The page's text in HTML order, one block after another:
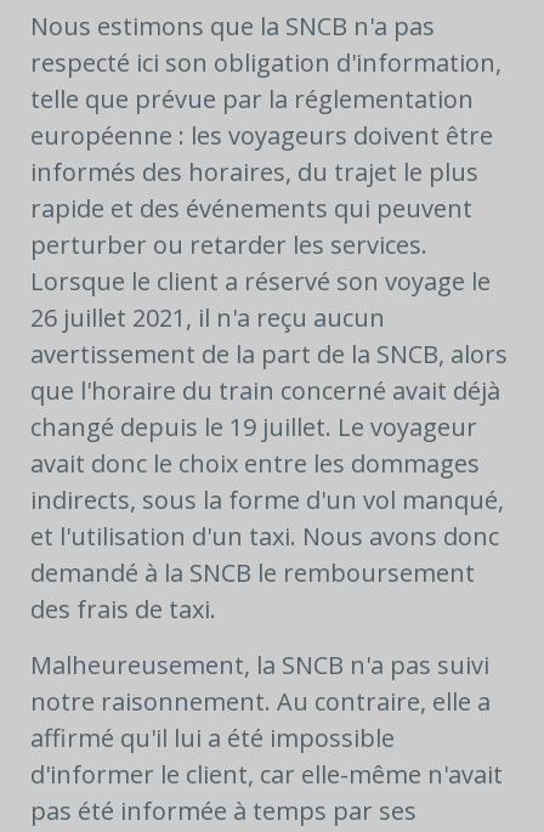
Nous estimons que la SNCB n'a pas
respecté ici son obligation d'information,
telle que prévue par la réglementation
européenne : les voyageurs doivent être
informés des horaires, du trajet le plus
rapide et des événements qui peuvent
perturber ou retarder les services.
Lorsque le client a réservé son voyage le
26 juillet 2021, il n'a reçu aucun
avertissement de la part de la SNCB, alors
que l'horaire du train concerné avait déjà
changé depuis le 19 juillet. Le voyageur
avait donc le choix entre les dommages
indirects, sous la forme d'un vol manqué,
et l'utilisation d'un taxi. Nous avons donc
demandé à la SNCB le remboursement
des frais de taxi.
Malheureusement, la SNCB n'a pas suivi
notre raisonnement. Au contraire, elle a
affirmé qu'il lui a été impossible
d'informer le client, car elle-même n'avait
pas été informée à temps par ses